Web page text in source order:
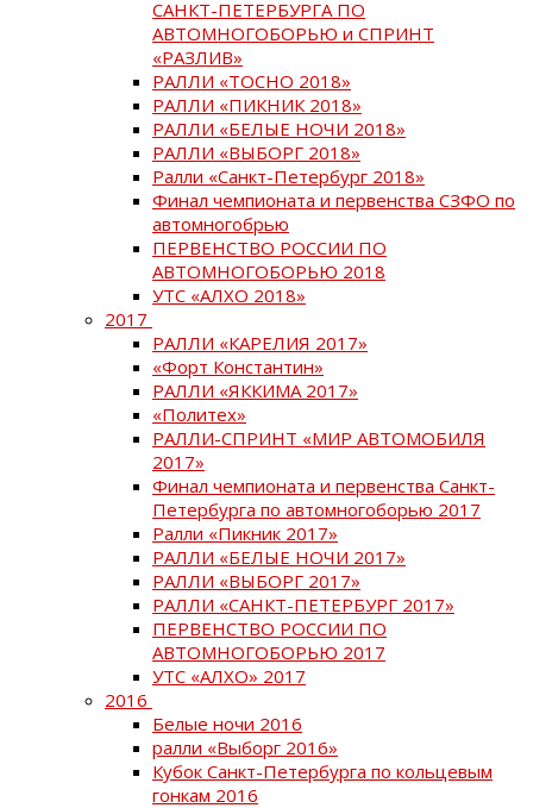
САНКТ-ПЕТЕРБУРГА ПО
АВТОМНОГОБОРЬЮ и СПРИНТ
«РАЗЛИВ»
РАЛЛИ «ТОСНО 2018»
РАЛЛИ «ПИКНИК 2018»
РАЛЛИ «БЕЛЫЕ НОЧИ 2018»
РАЛЛИ «ВЫБОРГ 2018»
Ралли «Санкт-Петербург 2018»
Финал чемпионата и первенства СЗФО по
автомногобрью
ПЕРВЕНСТВО РОССИИ ПО
АВТОМНОГОБОРЬЮ 2018
УТС «АЛХО 2018»
2017
РАЛЛИ «КАРЕЛИЯ 2017»
«Форт Константин»
РАЛЛИ «ЯККИМА 2017»
«Политех»
РАЛЛИ-СПРИНТ «МИР АВТОМОБИЛЯ
2017»
Финал чемпионата и первенства Санкт-
Петербурга по автомногоборью 2017
Ралли «Пикник 2017»
РАЛЛИ «БЕЛЫЕ НОЧИ 2017»
РАЛЛИ «ВЫБОРГ 2017»
РАЛЛИ «САНКТ-ПЕТЕРБУРГ 2017»
ПЕРВЕНСТВО РОССИИ ПО
АВТОМНОГОБОРЬЮ 2017
УТС «АЛХО» 2017
2016
Белые ночи 2016
ралли «Выборг 2016»
Кубок Санкт-Петербурга по кольцевым
гонкам 2016